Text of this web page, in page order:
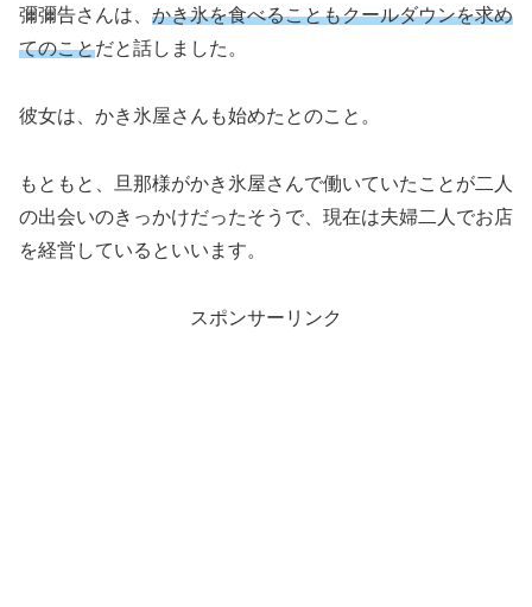
彌彌告さんは、 かき氷を食べることもクールダウンを求め
てのことだと話しました。
彼女は、かき氷屋さんも始めたとのこと。
もともと、旦那様がかき氷屋さんで働いていたことが二人
の出会いのきっかけだったそうで、現在は夫婦二人でお店
を経営しているといいます。
スポンサーリンク